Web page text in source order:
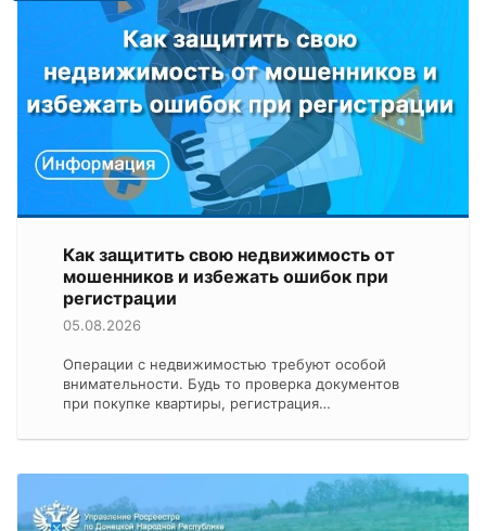
Как защитить свою недвижимость от
мошенников и избежать ошибок при
регистрации
05.08.2026
Операции с недвижимостью требуют особой
внимательности. Будь то проверка документов
при покупке квартиры, регистрация…